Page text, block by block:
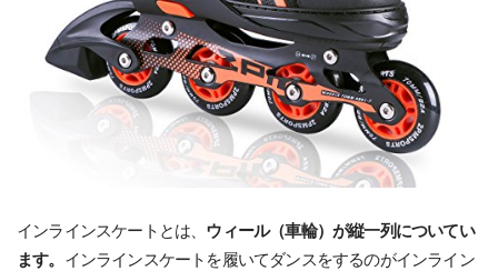
インラインスケートとは、 ウィール（車輪）が縦一列についてい
ます。 インラインスケートを履いてダンスをするのがインライン